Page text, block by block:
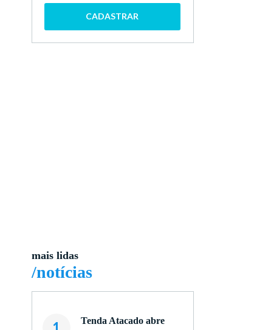
CADASTRAR
mais lidas
/notícias
Tenda Atacado abre